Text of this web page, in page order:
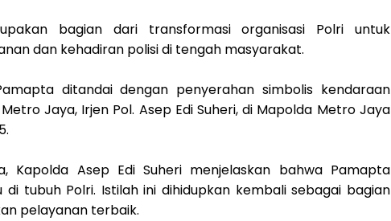
bagian dari transformasi organisasi Polri untuk
dan kehadiran polisi di tengah masyarakat.
ditandai dengan penyerahan simbolis kendaraan
Jaya, Irjen Pol. Asep Edi Suheri, di Mapolda Metro Jaya
Kapolda Asep Edi Suheri menjelaskan bahwa Pamapta
di tubuh Polri. Istilah ini dihidupkan kembali sebagai bagian
pelayanan terbaik.